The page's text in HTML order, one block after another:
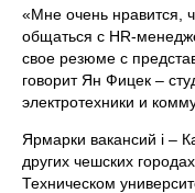
«Мне очень нравится,
общаться с HR-
свое резюме с
говорит Ян Фицек –
электротехники и
Ярмарки вакансий i –
других чешских
Техническом